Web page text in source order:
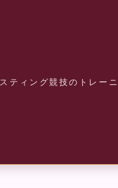
ティング競技のトレー